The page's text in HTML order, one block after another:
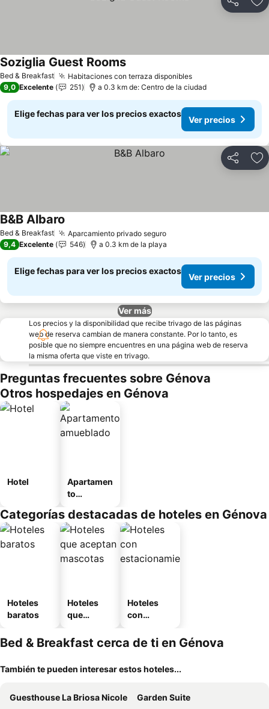
Compartir
Bed & Breakfast Habitaciones con terraza disponibles
Soziglia Guest Rooms
9,0 Excelente 251 a 0.3 km de: Centro de la ciudad
Elige fechas para ver los precios exactos
Ver precios
Compartir
Bed & Breakfast Aparcamiento privado seguro
B&B Albaro
9,4 Excelente 546 a 0.3 km de la playa
Elige fechas para ver los precios exactos
Ver precios
Ver más
Los precios y la disponibilidad que recibe trivago de las páginas
web de reserva cambian de manera constante. Por lo tanto, es
posible que no siempre encuentres en una página web de reserva
la misma oferta que viste en trivago.
Preguntas frecuentes sobre Génova
Otros hospedajes en Génova
Hotel
Apartamen
to
o
Categorías destacadas de hoteles en Génova
Hoteles
baratos
Hoteles
que
mascotas
Hoteles
con
miento
Bed & Breakfast cerca de ti en Génova
También te pueden interesar estos hoteles...
Guesthouse La Briosa Nicole
Garden Suite